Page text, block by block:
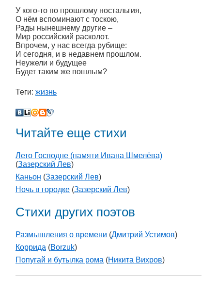
У кого-то по прошлому ностальгия,
О нём вспоминают с тоскою,
Рады нынешнему другие –
Мир российский расколот.
Впрочем, у нас всегда рубище:
И сегодня, и в недавнем прошлом.
Неужели и будущее
Будет таким же пошлым?
Теги: жизнь
Читайте еще стихи
Лето Господне (памяти Ивана Шмелёва)
(Зазерский Лев)
Каньон (Зазерский Лев)
Ночь в городке (Зазерский Лев)
Стихи других поэтов
Размышления о времени (Дмитрий Устимов)
Коррида (Borzuk)
Попугай и бутылка рома (Никита Вихров)